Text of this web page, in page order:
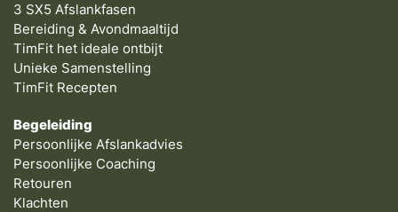
3 SX5 Afslankfasen
Bereiding & Avondmaaltijd
TimFit het ideale ontbijt
Unieke Samenstelling
TimFit Recepten
Begeleiding
Persoonlijke Afslankadvies
Persoonlijke Coaching
Retouren
Klachten